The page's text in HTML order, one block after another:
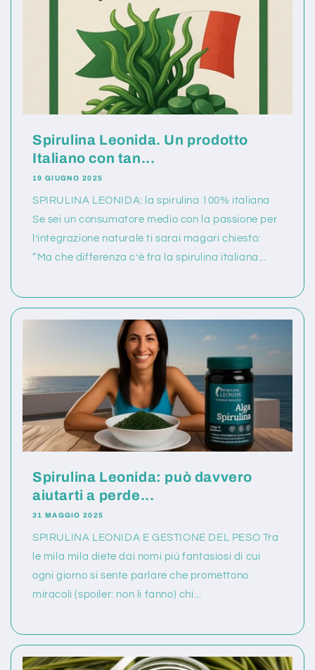
Spirulina Leonida. Un prodotto
Italiano con tan...
19 GIUGNO 2025
SPIRULINA LEONIDA: la spirulina 100% italiana
Se sei un consumatore medio con la passione per
l’integrazione naturale ti sarai magari chiesto:
“Ma che differenza c’è fra la spirulina italiana...
Spirulina Leonida: può davvero
aiutarti a perde...
31 MAGGIO 2025
SPIRULINA LEONIDA E GESTIONE DEL PESO Tra
le mila mila diete dai nomi più fantasiosi di cui
ogni giorno si sente parlare che promettono
miracoli (spoiler: non li fanno) chi...